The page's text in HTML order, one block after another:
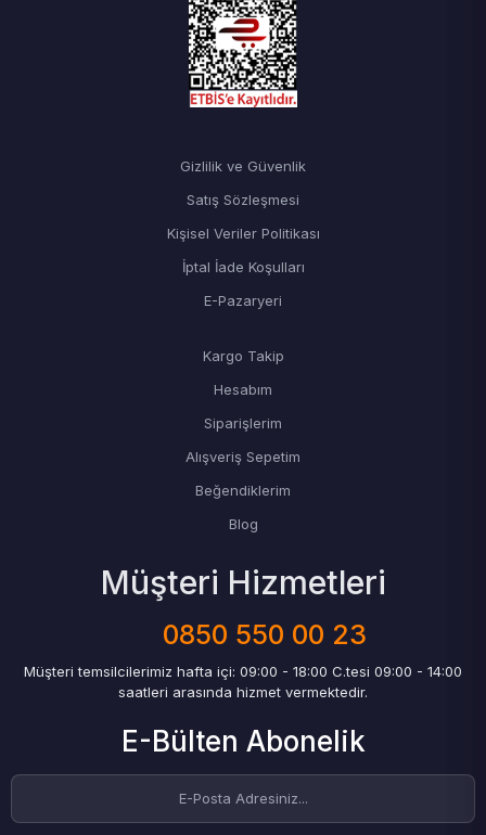
Gizlilik ve Güvenlik
Satış Sözleşmesi
Kişisel Veriler Politikası
İptal İade Koşulları
E-Pazaryeri
Kargo Takip
Hesabım
Siparişlerim
Alışveriş Sepetim
Beğendiklerim
Blog
Müşteri Hizmetleri
0850 550 00 23
Müşteri temsilcilerimiz hafta içi: 09:00 - 18:00 C.tesi 09:00 - 14:00
saatleri arasında hizmet vermektedir.
E-Bülten Abonelik